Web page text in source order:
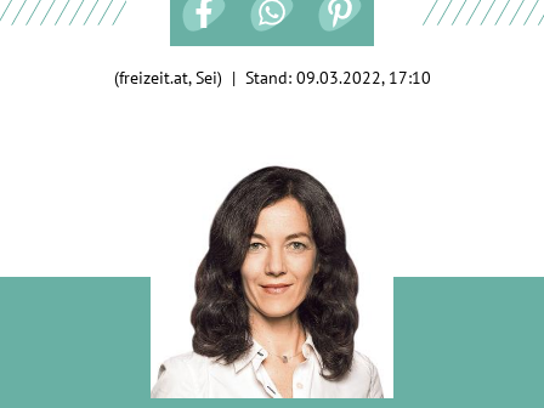
(freizeit.at, Sei) | Stand: 09.03.2022, 17:10